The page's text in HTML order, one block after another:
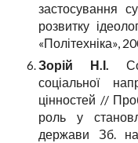
застосування
розвитку
«Політехніка»,
Зорій Н.І.
соціальної
цінностей //
роль у
держави Зб.